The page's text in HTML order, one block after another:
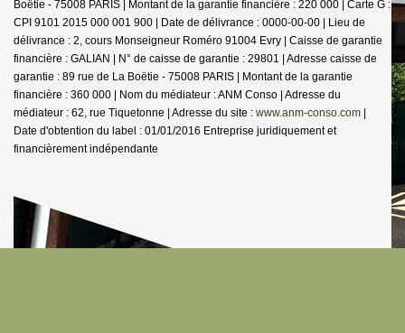
Boëtie - 75008 PARIS | Montant de la garantie financière : 220 000 | Carte G :
CPI 9101 2015 000 001 900 | Date de délivrance : 0000-00-00 | Lieu de
délivrance : 2, cours Monseigneur Roméro 91004 Evry | Caisse de garantie
financière : GALIAN | N° de caisse de garantie : 29801 | Adresse caisse de
garantie : 89 rue de La Boëtie - 75008 PARIS | Montant de la garantie
financière : 360 000 | Nom du médiateur : ANM Conso | Adresse du
médiateur : 62, rue Tiquetonne | Adresse du site : www.anm-conso.com |
Date d'obtention du label : 01/01/2016 Entreprise juridiquement et
financièrement indépendante